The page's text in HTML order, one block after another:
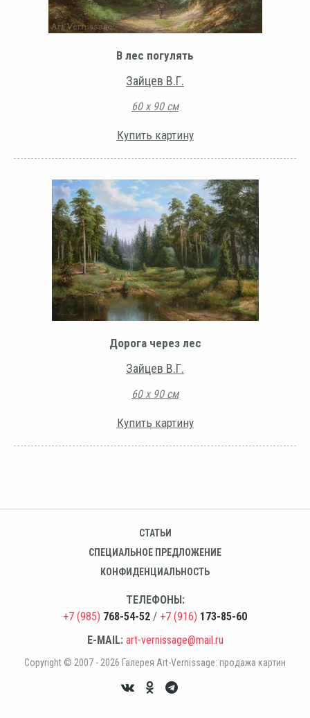
В лес погулять
Зайцев В.Г.
60 х 90 см
Купить картину
Дорога через лес
Зайцев В.Г.
60 х 90 см
Купить картину
СТАТЬИ
СПЕЦИАЛЬНОЕ ПРЕДЛОЖЕНИЕ
КОНФИДЕНЦИАЛЬНОСТЬ
ТЕЛЕФОНЫ:
+7 (985) 768-54-52 / +7 (916) 173-85-60
E-MAIL: art-vernissage@mail.ru
Copyright © 2007 - 2026 Галерея Art-Vernissage: продажа картин